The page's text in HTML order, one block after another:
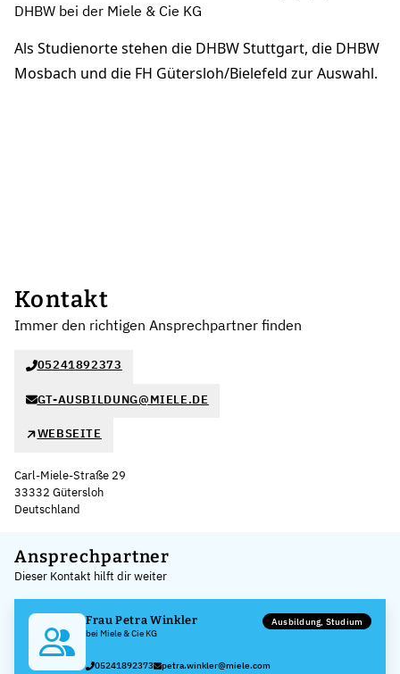
DHBW bei der Miele & Cie KG
Als Studienorte stehen die DHBW Stuttgart, die DHBW
Mosbach und die FH Gütersloh/Bielefeld zur Auswahl.
Kontakt
Immer den richtigen Ansprechpartner finden
05241892373
GT-AUSBILDUNG@MIELE.DE
WEBSEITE
Carl-Miele-Straße 29
33332 Gütersloh
Deutschland
+
−
Ansprechpartner
Dieser Kontakt hilft dir weiter
Frau Petra Winkler
bei Miele & Cie KG
Ausbildung, Studium
05241892373 petra.winkler@miele.com